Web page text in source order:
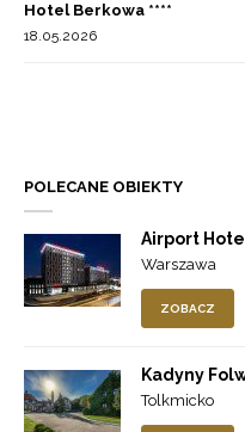
Hotel Berkowa ****
18.05.2026
POLECANE OBIEKTY
Airport
Warszawa
ZOBACZ
Kadyny
Tolkmicko